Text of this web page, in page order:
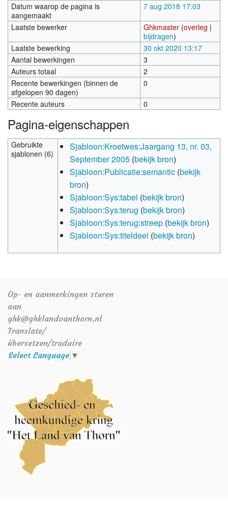
Datum waarop de pagina is
aangemaakt
7 aug 2018 17:03
Laatste bewerker Ghkmaster (overleg |
bijdragen)
Laatste bewerking
30 okt 2020 13:17
Aantal bewerkingen
3
Auteurs totaal
2
Recente bewerkingen (binnen de
afgelopen 90 dagen)
0
Recente auteurs 0
Pagina-eigenschappen
Gebruikte
sjablonen (6)
Sjabloon:Kroetwes:Jaargang 13, nr. 03,
September 2005 (bekijk bron)
Sjabloon:Publicatie:semantic (bekijk
bron)
Sjabloon:Sys:tabel (bekijk bron)
Sjabloon:Sys:terug (bekijk bron)
Sjabloon:Sys:terug:streep (bekijk bron)
Sjabloon:Sys:titeldeel (bekijk bron)
Op- en aanmerkingen sturen
aan
ghk@ghklandvanthorn.nl
Translate/
übersetzen/traduire
Select Language ▼